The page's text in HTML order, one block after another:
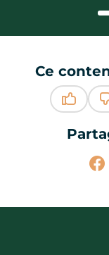
Ce